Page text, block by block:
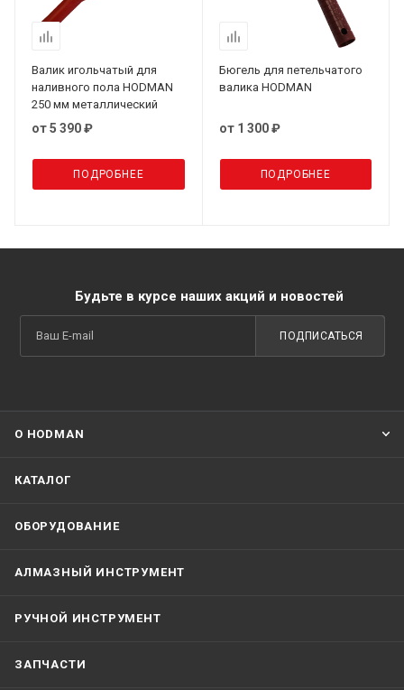
Валик игольчатый для
наливного пола HODMAN
250 мм металлический
от5 390 ₽
ПОДРОБНЕЕ
Бюгель для петельчатого
валика HODMAN
от 1 300 ₽
ПОДРОБНЕЕ
Будьте в курсе наших акций и новостей
ПОДПИСАТЬСЯ
О HODMAN
КАТАЛОГ
ОБОРУДОВАНИЕ
АЛМАЗНЫЙ ИНСТРУМЕНТ
РУЧНОЙ ИНСТРУМЕНТ
ЗАПЧАСТИ